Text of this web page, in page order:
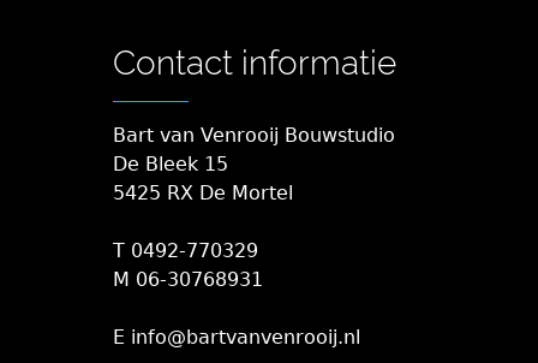
Contact informatie
Bart van Venrooij Bouwstudio
De Bleek 15
5425 RX De Mortel
T 0492-770329
M 06-30768931
E info@bartvanvenrooij.nl